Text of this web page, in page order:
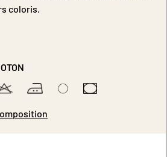
coloris.